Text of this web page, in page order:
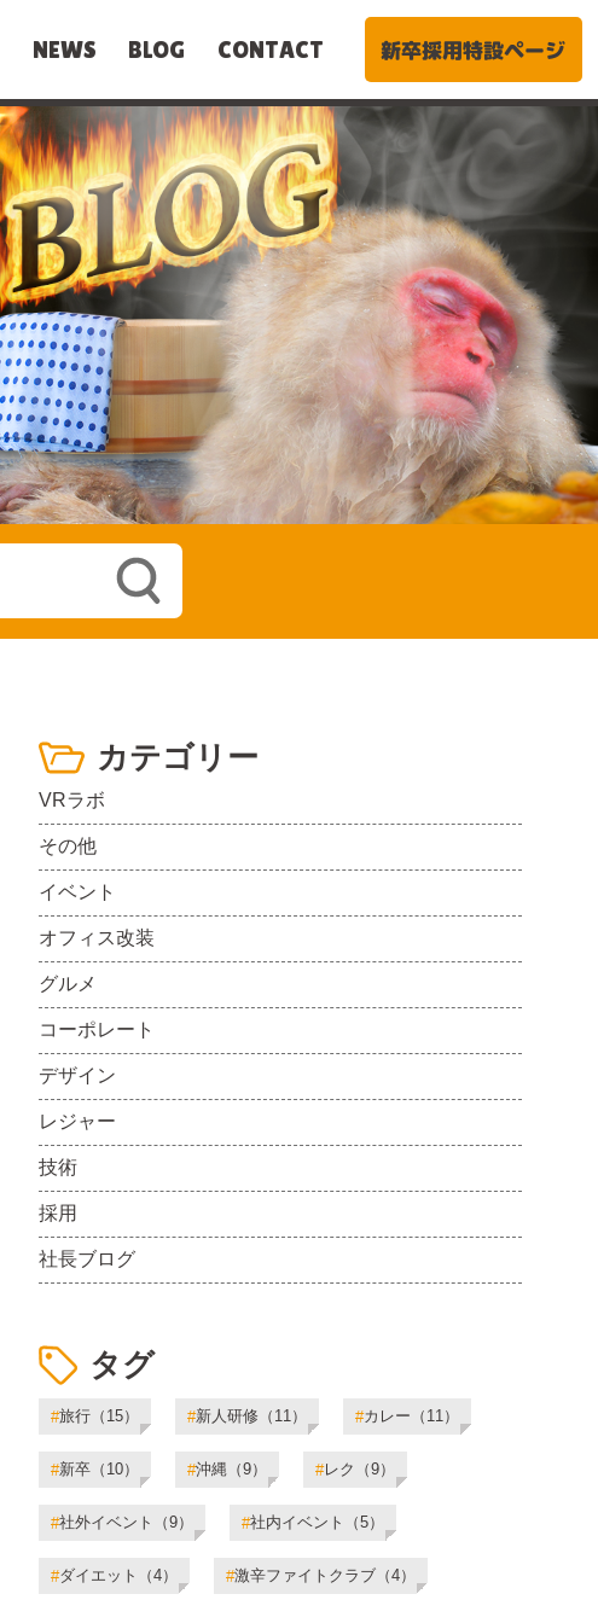
NEWS BLOG CONTACT 新卒採用特設ページ
カテゴリー
VRラボ
その他
イベント
オフィス改装
グルメ
コーポレート
デザイン
レジャー
技術
採用
社長ブログ
タグ
#旅行（15） #新人研修（11） #カレー（11）
#新卒（10） #沖縄（9） #レク（9）
#社外イベント（9） #社内イベント（5）
#ダイエット（4） #激辛ファイトクラブ（4）